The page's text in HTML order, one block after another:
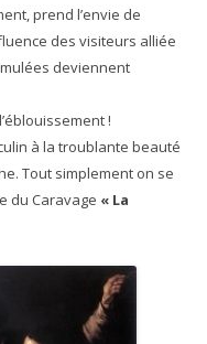
prend l’envie de
des visiteurs alliée
deviennent
!
à la troublante beauté
Tout simplement on se
du Caravage « La